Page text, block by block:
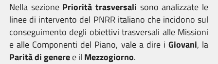
Nella sezione Priorità trasversali sono analizzate le
linee di intervento del PNRR italiano che incidono sul
conseguimento degli obiettivi trasversali alle Missioni
e alle Componenti del Piano, vale a dire i Giovani, la
Parità di generee il Mezzogiorno.